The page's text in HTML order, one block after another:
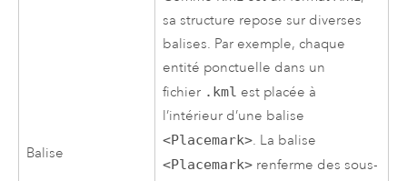
Balise
sa structure repose sur diverses
balises. Par exemple, chaque
entité ponctuelle dans un
fichier .kml est placée à
l’intérieur d’une balise
<Placemark>. La balise
<Placemark> renferme des sous-